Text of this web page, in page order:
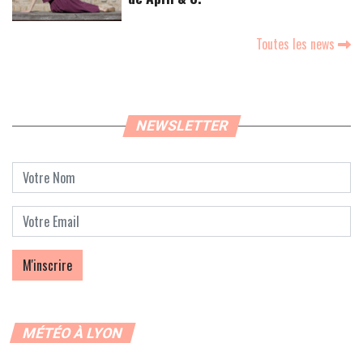
Toutes les news
NEWSLETTER
MÉTÉO À LYON